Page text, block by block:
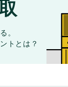
。
トとは？